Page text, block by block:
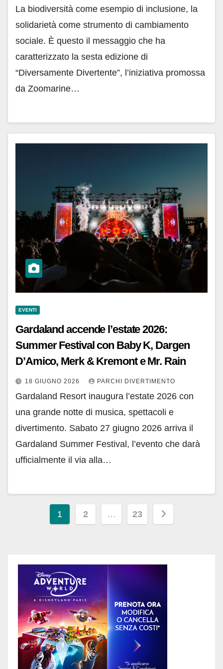
La biodiversità come esempio di inclusione, la
solidarietà come strumento di cambiamento
sociale. È questo il messaggio che ha
caratterizzato la sesta edizione di
“Diversamente Divertente”, l’iniziativa promossa
da Zoomarine…
EVENTI
Gardaland accende l’estate 2026:
Summer Festival con Baby K, Dargen
D’Amico, Merk & Kremont e Mr. Rain
18 GIUGNO 2026 PARCHI DIVERTIMENTO
Gardaland Resort inaugura l’estate 2026 con
una grande notte di musica, spettacoli e
divertimento. Sabato 27 giugno 2026 arriva il
Gardaland Summer Festival, l’evento che darà
ufficialmente il via alla…
Paginazione
1 2 … 23